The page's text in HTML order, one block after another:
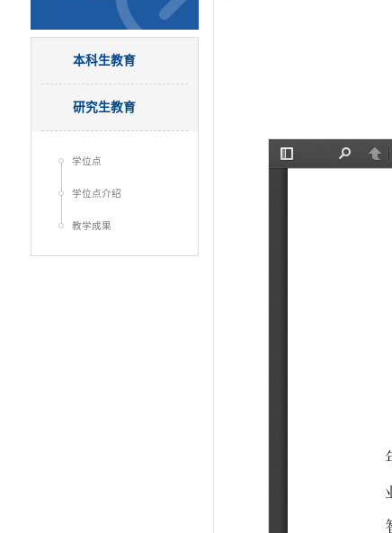
本科生教育
研究生教育
学位点
学位点介绍
教学成果